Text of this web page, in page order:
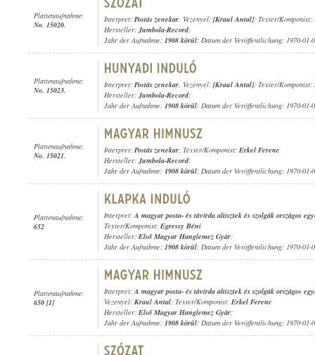
Plattenaufnahme:
No. 15020.
Interpret: Postás zenekar, Vezényel: [Kraul Antal]; Texter/Komponist:
Hersteller:Jumbola-Record;
Jahr der Aufnahme: 1908 körül; Datum der Veröffentlichung: 1970-01-
Plattenaufnahme:
No. 15023.
Interpret: Postás zenekar, Vezényel: [Kraul Antal]; Texter/Komponist:
Hersteller:Jumbola-Record;
Jahr der Aufnahme: 1908 körül; Datum der Veröffentlichung: 1970-01-
Plattenaufnahme:
No. 15021.
Interpret: Postás zenekar; Texter/Komponist: Erkel Ferenc
Hersteller:Jumbola-Record;
Jahr der Aufnahme: 1908 körül; Datum der Veröffentlichung: 1970-01-
Plattenaufnahme:
652
Interpret:A magyar posta- és távírda altisztek és szolgák országos
Texter/Komponist: Egressy Béni
Hersteller: Első Magyar Hanglemez Gyár;
Jahr der Aufnahme: 1908 körül; Datum der Veröffentlichung: 1970-01-
Plattenaufnahme:
650 [1]
Interpret:A magyar posta- és távírda altisztek és szolgák országos
Vezényel: Kraul Antal; Texter/Komponist: Erkel Ferenc
Hersteller: Első Magyar Hanglemez Gyár;
Jahr der Aufnahme: 1908 körül; Datum der Veröffentlichung: 1970-01-